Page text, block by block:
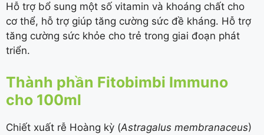
Hỗ trợ bổ sung một số vitamin và khoáng chất cho
cơ thể, hỗ trợ giúp tăng cường sức đề kháng. Hỗ trợ
tăng cường sức khỏe cho trẻ trong giai đoạn phát
triển.
Thành phần Fitobimbi Immuno
cho 100ml
Chiết xuất rễ Hoàng kỳ (Astragalus membranaceus)